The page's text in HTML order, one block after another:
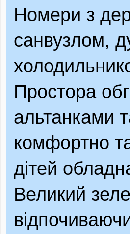
Номери з
санвузлом,
Простора
альтанками
комфортно
дітей
Великий